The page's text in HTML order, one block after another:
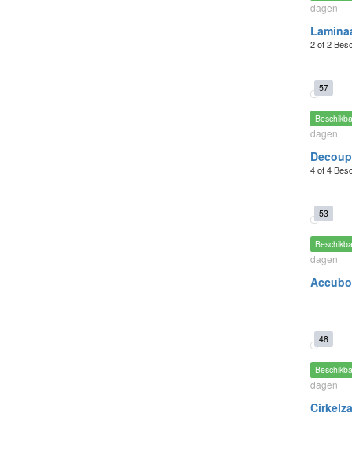
dagen
2 of 2
57
dagen
4 of 4
53
dagen
48
dagen